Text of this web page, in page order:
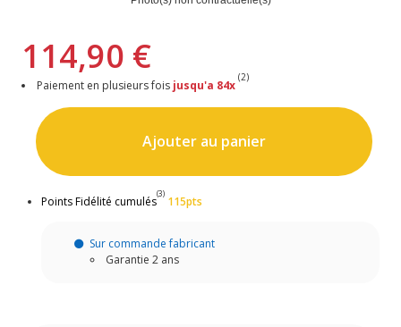
114,90 €
Paiement en plusieurs fois jusqu'a 84x
(2)
Ajouter au panier
Points Fidélité cumulés
(3)
115pts
Sur commande fabricant
Garantie 2 ans